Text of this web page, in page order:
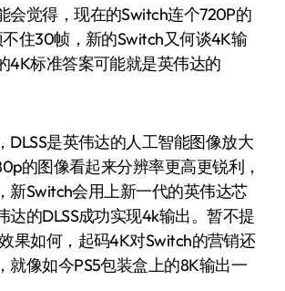
觉得，现在的Switch连个720P的
不住30帧，新的Switch又何谈4K输
4K标准答案可能就是英伟达的
是英伟达的人工智能图像放大
的图像看起来分辨率更高更锐利，
新Switch会用上新一代的英伟达芯
达的DLSS成功实现4k输出。暂不提
果如何，起码4K对Switch的营销还
就像如今PS5包装盒上的8K输出一